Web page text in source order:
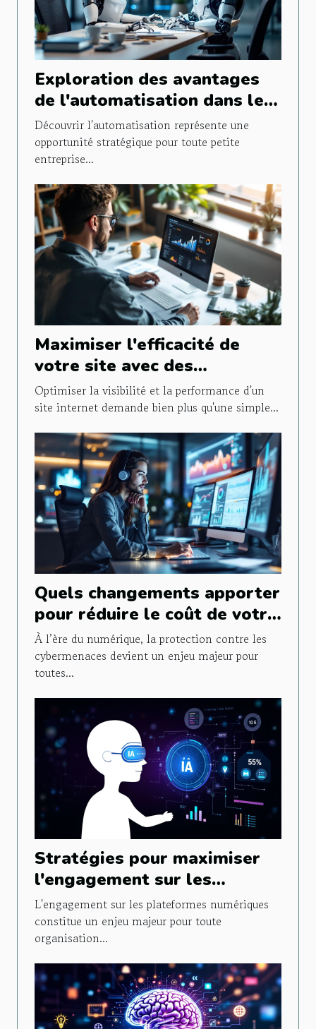
Exploration des avantages
de l'automatisation dans les
petites entreprises
Découvrir l'automatisation représente une
opportunité stratégique pour toute petite
entreprise...
Maximiser l'efficacité de
votre site avec des
stratégies SEO avancées
Optimiser la visibilité et la performance d'un
site internet demande bien plus qu'une simple...
Quels changements apporter
pour réduire le coût de votre
assurance cyber ?
À l’ère du numérique, la protection contre les
cybermenaces devient un enjeu majeur pour
toutes...
Stratégies pour maximiser
l'engagement sur les
plateformes numériques
L'engagement sur les plateformes numériques
constitue un enjeu majeur pour toute
organisation...